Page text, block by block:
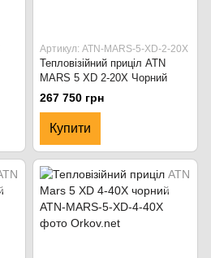
Артикул: ATN-MARS-5-XD-2-20X
Тепловізійний приціл ATN
MARS 5 XD 2-20X Чорний
267 750 грн
Купити